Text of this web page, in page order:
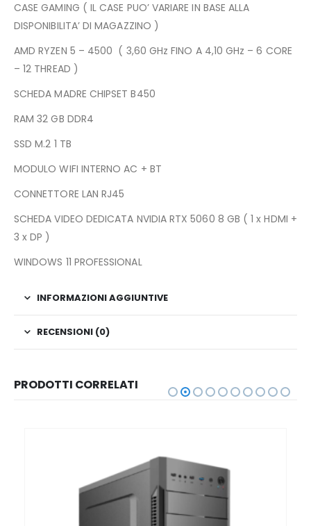
CASE GAMING ( IL CASE PUO’ VARIARE IN BASE ALLA
DISPONIBILITA’ DI MAGAZZINO )
AMD RYZEN 5 – 4500 ( 3,60 GHz FINO A 4,10 GHz – 6 CORE
– 12 THREAD )
SCHEDA MADRE CHIPSET B450
RAM 32 GB DDR4
SSD M.2 1 TB
MODULO WIFI INTERNO AC + BT
CONNETTORE LAN RJ45
SCHEDA VIDEO DEDICATA NVIDIA RTX 5060 8 GB ( 1 x HDMI +
3 x DP )
WINDOWS 11 PROFESSIONAL
INFORMAZIONI AGGIUNTIVE
RECENSIONI (0)
PRODOTTI CORRELATI